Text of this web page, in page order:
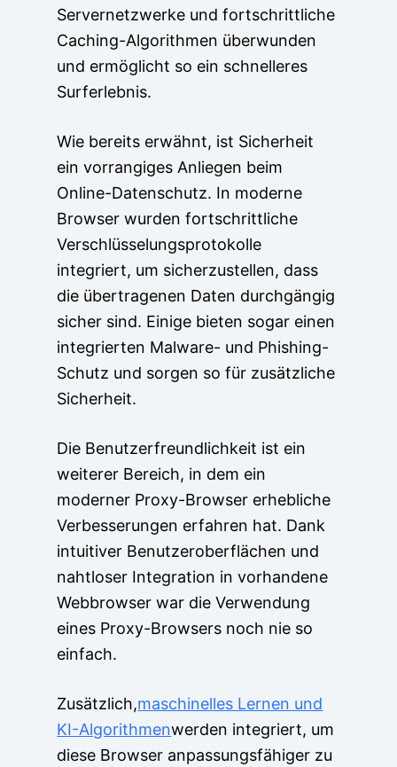
Servernetzwerke und fortschrittliche
Caching-Algorithmen überwunden
und ermöglicht so ein schnelleres
Surferlebnis.
Wie bereits erwähnt, ist Sicherheit
ein vorrangiges Anliegen beim
Online-Datenschutz. In moderne
Browser wurden fortschrittliche
Verschlüsselungsprotokolle
integriert, um sicherzustellen, dass
die übertragenen Daten durchgängig
sicher sind. Einige bieten sogar einen
integrierten Malware- und Phishing-
Schutz und sorgen so für zusätzliche
Sicherheit.
Die Benutzerfreundlichkeit ist ein
weiterer Bereich, in dem ein
moderner Proxy-Browser erhebliche
Verbesserungen erfahren hat. Dank
intuitiver Benutzeroberflächen und
nahtloser Integration in vorhandene
Webbrowser war die Verwendung
eines Proxy-Browsers noch nie so
einfach.
Zusätzlich,maschinelles Lernen und
KI-Algorithmenwerden integriert, um
diese Browser anpassungsfähiger zu